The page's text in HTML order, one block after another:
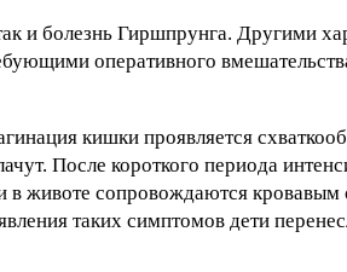
и болезнь Гиршпрунга. Другими
оперативного
кишки проявляется
После короткого периода
в животе сопровождаются
таких симптомов дети